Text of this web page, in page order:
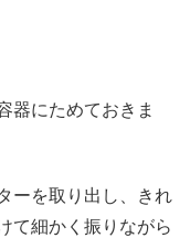
器にためておきま
ーを取り出し、きれ
て細かく振りながら